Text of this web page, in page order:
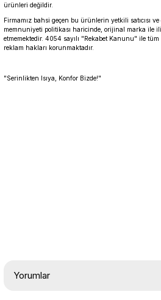
ürünleri değildir.
Firmamız bahsi geçen bu ürünlerin yetkili satıcısı ve
memnuniyeti politikası haricinde, orijinal marka ile
etmemektedir. 4054 sayılı "Rekabet Kanunu" ile
reklam hakları korunmaktadır.
"Serinlikten Isıya, Konfor Bizde!"
Yorumlar